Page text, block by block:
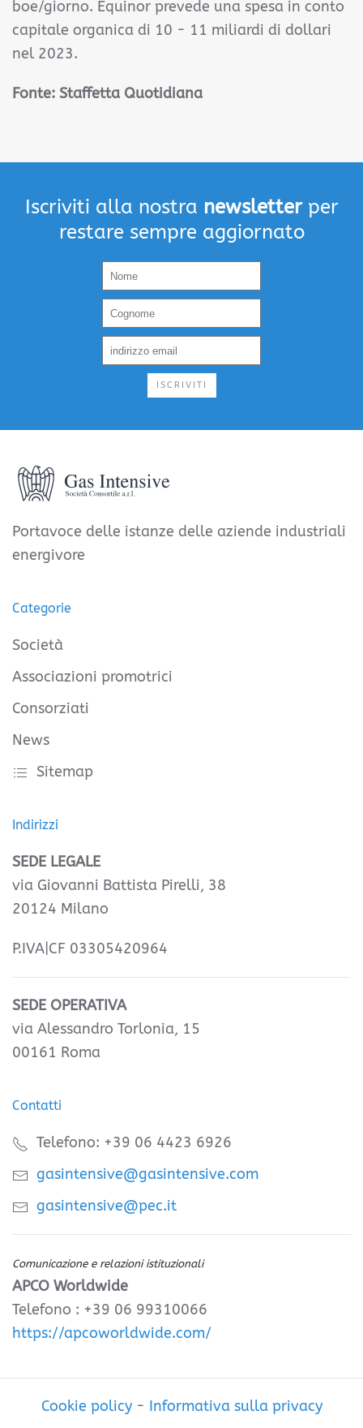
boe/giorno. Equinor prevede una spesa in conto
capitale organica di 10 - 11 miliardi di dollari
nel 2023.
Fonte: Staffetta Quotidiana
Iscriviti alla nostra newsletterper
restare sempre aggiornato
ISCRIVITI
Portavoce delle istanze delle aziende industriali
energivore
Categorie
Società
Associazioni promotrici
Consorziati
News
Sitemap
Indirizzi
SEDE LEGALE
via Giovanni Battista Pirelli, 38
20124 Milano
P.IVA|CF 03305420964
SEDE OPERATIVA
via Alessandro Torlonia, 15
00161 Roma
Contatti
Telefono: +39 06 4423 6926
gasintensive@gasintensive.com
gasintensive@pec.it
Comunicazione e relazioni istituzionali
APCO Worldwide
Telefono : +39 06 99310066
https://apcoworldwide.com/
Cookie policy- Informativa sulla privacy